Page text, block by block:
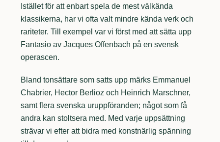
Istället för att enbart spela de mest välkända
klassikerna, har vi ofta valt mindre kända verk och
rariteter. Till exempel var vi först med att sätta upp
Fantasio av Jacques Offenbach på en svensk
operascen.
Bland tonsättare som satts upp märks Emmanuel
Chabrier, Hector Berlioz och Heinrich Marschner,
samt flera svenska uruppföranden; något som få
andra kan stoltsera med. Med varje uppsättning
strävar vi efter att bidra med konstnärlig spänning